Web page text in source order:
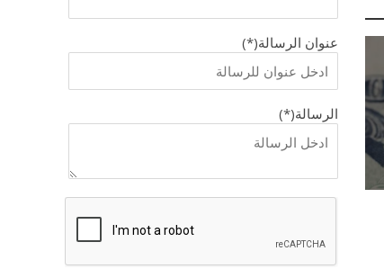
عنوان الرسالة(*)
الرسالة(*)